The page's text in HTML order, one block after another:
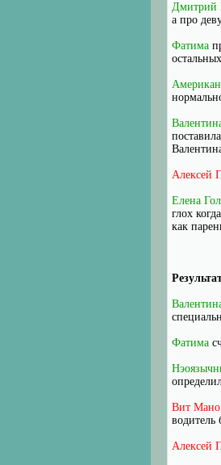
Дмитрий
а про
Фатима
Алексей
Елена
глох
как
Фатима
Вит Мано
водитель
Алексей